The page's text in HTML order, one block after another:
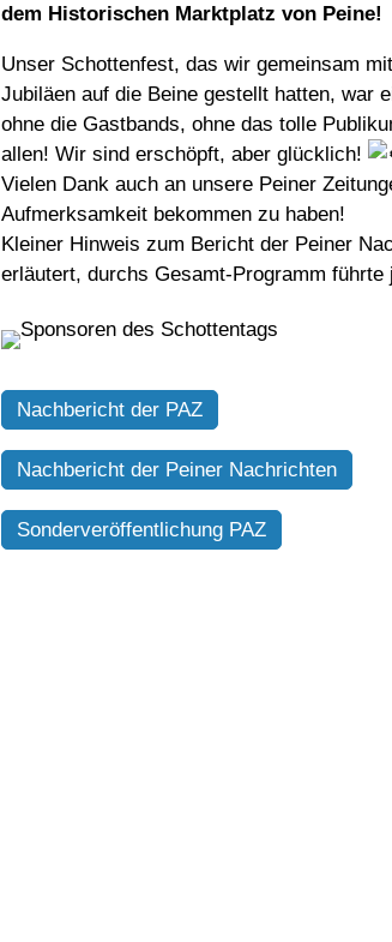
dem Historischen Marktplatz von Peine!
Unser Schottenfest, das wir gemeinsam
Jubiläen auf die Beine gestellt hatten, war
ohne die Gastbands, ohne das tolle
allen! Wir sind erschöpft, aber glücklich!
Vielen Dank auch an unsere Peiner
Aufmerksamkeit bekommen zu haben!
Kleiner Hinweis zum Bericht der Peiner
erläutert, durchs Gesamt-Programm führte
Nachbericht der PAZ
Nachbericht der Peiner Nachrichten
Sonderveröffentlichung PAZ